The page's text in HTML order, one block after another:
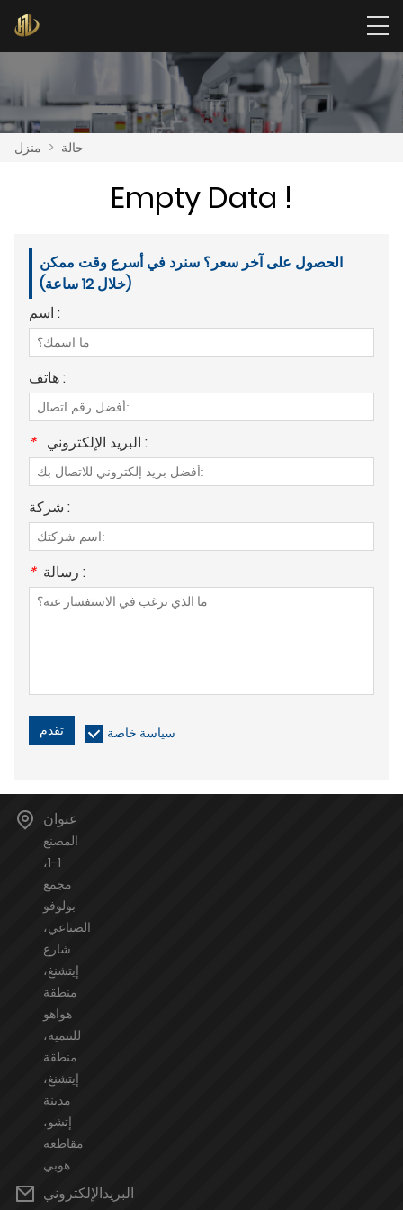
منزل > حالة
Empty Data !
الحصول على آخر سعر؟ سنرد في أسرع وقت ممكن
(خلال 12 ساعة)
اسم :
هاتف :
* البريد الإلكتروني :
شركة :
* رسالة :
تقدم سياسة خاصة
عنوان
المصنع
1-1،
مجمع
بولوفو
الصناعي،
شارع
إيتشنغ،
منطقة
هواهو
للتنمية،
منطقة
إيتشنغ،
مدينة
إتشو،
مقاطعة
هوبي
البريدالإلكتروني